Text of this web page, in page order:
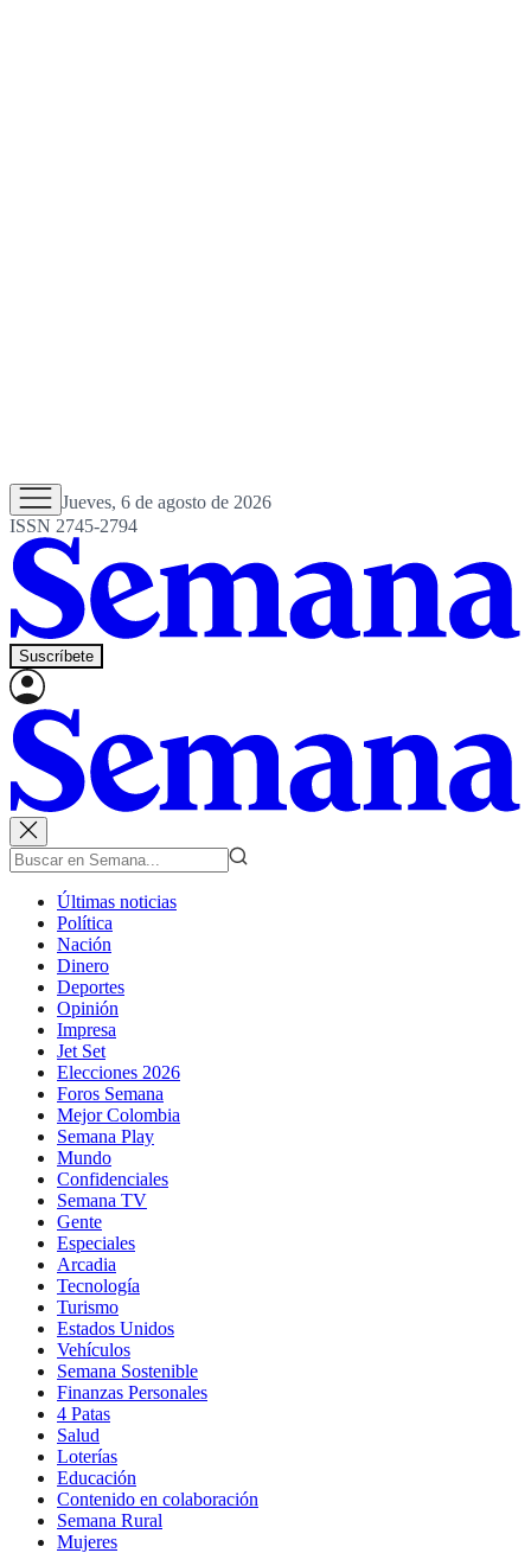
Jueves, 6 de agosto de 2026
ISSN 2745-2794
Suscríbete
Últimas noticias
Política
Nación
Dinero
Deportes
Opinión
Impresa
Jet Set
Elecciones 2026
Foros Semana
Mejor Colombia
Semana Play
Mundo
Confidenciales
Semana TV
Gente
Especiales
Arcadia
Tecnología
Turismo
Estados Unidos
Vehículos
Semana Sostenible
Finanzas Personales
4 Patas
Salud
Loterías
Educación
Contenido en colaboración
Semana Rural
Mujeres